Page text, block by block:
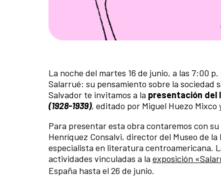
La noche del martes 16 de junio, a las 7:00
Salarrué: su pensamiento sobre la sociedad
Salvador te invitamos a la presentación del
(1928-1939), editado por Miguel Huezo Mixco
Para presentar esta obra contaremos con
Henríquez Consalvi, director del Museo de
especialista en literatura centroamericana.
actividades vinculadas a la exposición
España hasta el 26 de junio.